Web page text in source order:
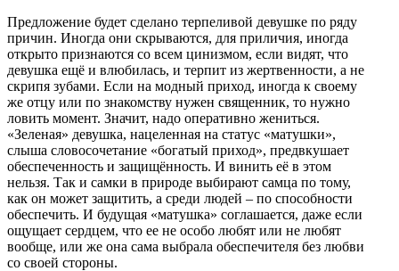
Предложение будет сделано терпеливой девушке по ряду
причин. Иногда они скрываются, для приличия, иногда
открыто признаются со всем цинизмом, если видят, что
девушка ещё и влюбилась, и терпит из жертвенности, а не
скрипя зубами. Если на модный приход, иногда к своему
же отцу или по знакомству нужен священник, то нужно
ловить момент. Значит, надо оперативно жениться.
«Зеленая» девушка, нацеленная на статус «матушки»,
слыша словосочетание «богатый приход», предвкушает
обеспеченность и защищённость. И винить её в этом
нельзя. Так и самки в природе выбирают самца по тому,
как он может защитить, а среди людей – по способности
обеспечить. И будущая «матушка» соглашается, даже если
ощущает сердцем, что ее не особо любят или не любят
вообще, или же она сама выбрала обеспечителя без любви
со своей стороны.